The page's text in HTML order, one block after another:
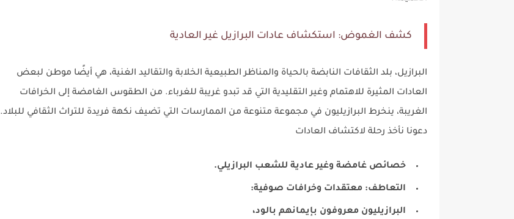
كشف الغموض: استكشاف عادات البرازيل غير العادية
البرازيل، بلد الثقافات النابضة بالحياة والمناظر الطبيعية الخلابة والتقاليد الغنية، هي أيضًا موطن لبعض
العادات المثيرة للاهتمام وغير التقليدية التي قد تبدو غريبة للغرباء. من الطقوس الغامضة إلى الخرافات
الغريبة، ينخرط البرازيليون في مجموعة متنوعة من الممارسات التي تضيف نكهة فريدة للتراث الثقافي للبلاد.
دعونا نأخذ رحلة لاكتشاف العادات
خصائص غامضة وغير عادية للشعب البرازيلي.
التعاطف: معتقدات وخرافات صوفية:
البرازيليون معروفون بإيمانهم بالود،